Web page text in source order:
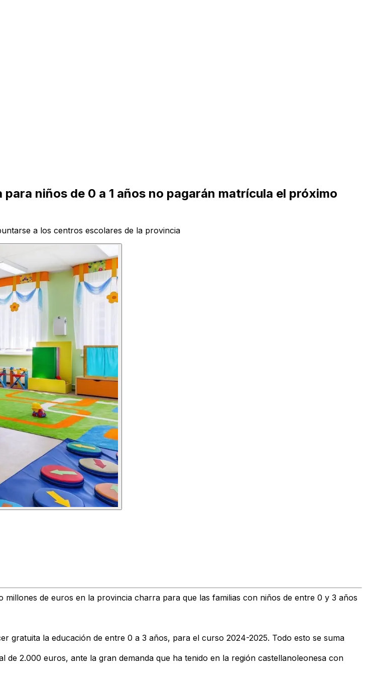
niños de 0 a 1 años no pagarán matrícula el próximo
a los centros escolares de la provincia
de euros en la provincia charra para que las familias con niños de entre 0 y 3 años
gratuita la educación de entre 0 a 3 años, para el curso 2024-2025. Todo esto se suma
2.000 euros, ante la gran demanda que ha tenido en la región castellanoleonesa con